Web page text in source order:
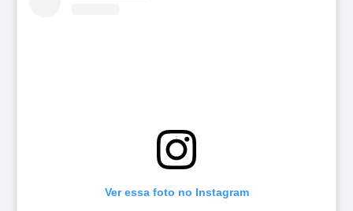
Ver essa foto no Instagram